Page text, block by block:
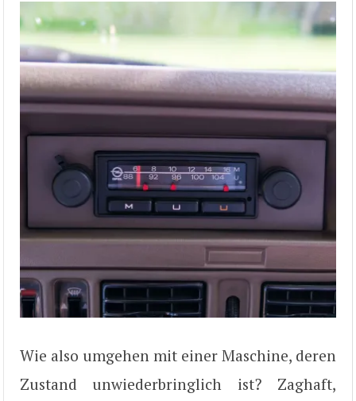
Wie also umgehen mit einer Maschine, deren
Zustand unwiederbringlich ist? Zaghaft,